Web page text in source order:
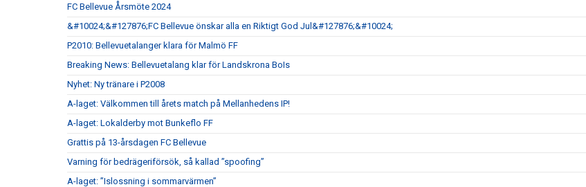
FC Bellevue Årsmöte 2024
&#10024;&#127876;FC Bellevue önskar alla en Riktigt God Jul&#127876;&#10024;
P2010: Bellevuetalanger klara för Malmö FF
Breaking News: Bellevuetalang klar för Landskrona BoIs
Nyhet: Ny tränare i P2008
A-laget: Välkommen till årets match på Mellanhedens IP!
A-laget: Lokalderby mot Bunkeflo FF
Grattis på 13-årsdagen FC Bellevue
Varning för bedrägeriförsök, så kallad ”spoofing”
A-laget: ”Islossning i sommarvärmen”